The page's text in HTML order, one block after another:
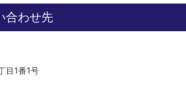
合わせ先
目1番1号